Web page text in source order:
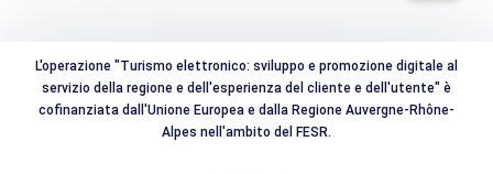
L'operazione "Turismo elettronico: sviluppo e promozione digitale al
servizio della regione e dell'esperienza del cliente e dell'utente" è
cofinanziata dall'Unione Europea e dalla Regione Auvergne-Rhône-
Alpes nell'ambito del FESR.